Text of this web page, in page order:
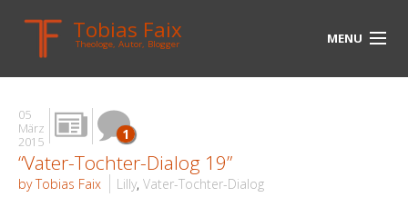
Tobias Faix
Theologe, Autor, Blogger MENU
HOME
BLOG
BIOGRAPHIE
05
März
2015
1
“Vater-Tochter-Dialog 19”
by Tobias Faix Lilly, Vater-Tochter-Dialog